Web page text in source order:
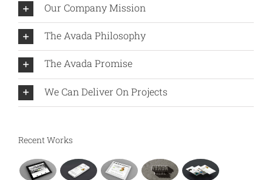
Our Company Mission
The Avada Philosophy
The Avada Promise
We Can Deliver On Projects
Recent Works